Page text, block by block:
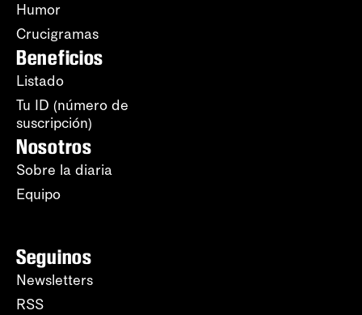
Humor
Crucigramas
Beneficios
Listado
Tu ID (número de
suscripción)
Nosotros
Sobre la diaria
Equipo
Seguinos
Newsletters
RSS